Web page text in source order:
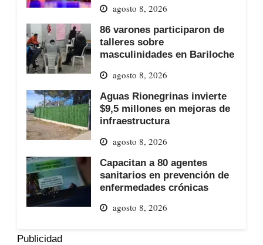
agosto 8, 2026
86 varones participaron de
talleres sobre
masculinidades en Bariloche
agosto 8, 2026
Aguas Rionegrinas invierte
$9,5 millones en mejoras de
infraestructura
agosto 8, 2026
Capacitan a 80 agentes
sanitarios en prevención de
enfermedades crónicas
agosto 8, 2026
Publicidad